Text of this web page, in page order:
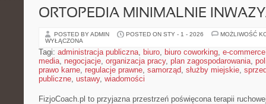
ORTOPEDIA MINIMALNIE
POSTED BY ADMIN POSTED ON STY - 1 - 2026
MOŻLIWOŚĆ
WYŁĄCZONA
Tagi: administracja publiczna, biuro, biuro coworking, e-commerce
media, negocjacje, organizacja pracy, plan zagospodarowania,
prawo karne, regulacje prawne, samorząd, służby miejskie,
publiczne, ustawy, wiadomości
FizjoCoach.pl to przyjazna przestrzeń poświęcona terapii